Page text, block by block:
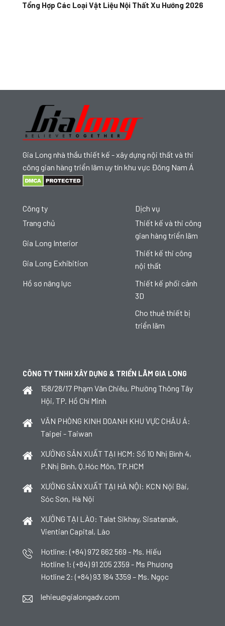
Tổng Hợp Các Loại Vật Liệu Nội Thất Xu Hướng 2026
Gia Long nhà thầu thiết kế - xây dựng nội thất và thi
công gian hàng triển lãm uy tín khu vực Đông Nam Á
Công ty
Trang chủ
Gia Long Interior
Gia Long Exhibition
Hồ sơ năng lực
Dịch vụ
Thiết kế và thi công
gian hàng triển lãm
Thiết kế thi công
nội thất
Thiết kế phối cảnh
3D
Cho thuê thiết bị
triển lãm
CÔNG TY TNHH XÂY DỰNG & TRIỂN LÃM GIA LONG
158/28/17 Phạm Văn Chiêu, Phường Thông Tây
Hội, TP. Hồ Chí Minh
VĂN PHÒNG KINH DOANH KHU VỰC CHÂU Á:
Taipei - Taiwan
XƯỞNG SẢN XUẤT TẠI HCM: Số 10 Nhị Bình 4,
P.Nhị Bình, Q.Hóc Môn, TP.HCM
XƯỞNG SẢN XUẤT TẠI HÀ NỘI: KCN Nội Bài,
Sóc Sơn, Hà Nội
XƯỞNG TẠI LÀO: Talat Sikhay, Sisatanak,
Vientian Capital, Lào
Hotline: (+84) 972 662 569 - Ms. Hiếu
Hotline 1: (+84) 91 205 2359 - Ms Phương
Hotline 2: (+84) 93 184 3359 – Ms. Ngọc
lehieu@gialongadv.com